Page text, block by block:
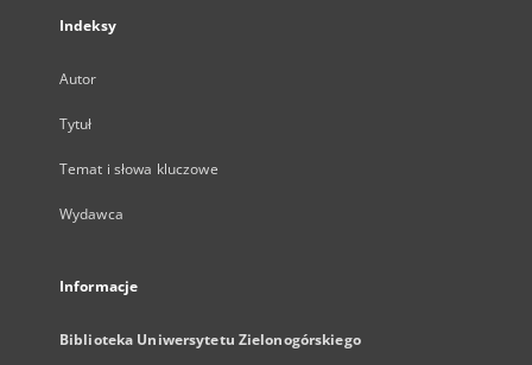
Indeksy
Autor
Tytuł
Temat i słowa kluczowe
Wydawca
Informacje
Biblioteka Uniwersytetu Zielonogórskiego